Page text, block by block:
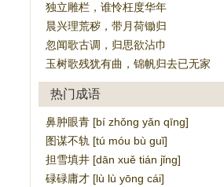
独立雕栏，谁怜枉度华年
晨兴理荒秽，带月荷锄归
忽闻歌古调，归思欲沾巾
玉树歌残犹有曲，锦帆归去已无家
热门成语
鼻肿眼青 [bí zhǒng yǎn qīng]
图谋不轨 [tú móu bù guǐ]
担雪填井 [dān xuě tián jǐng]
碌碌庸才 [lù lù yōng cái]